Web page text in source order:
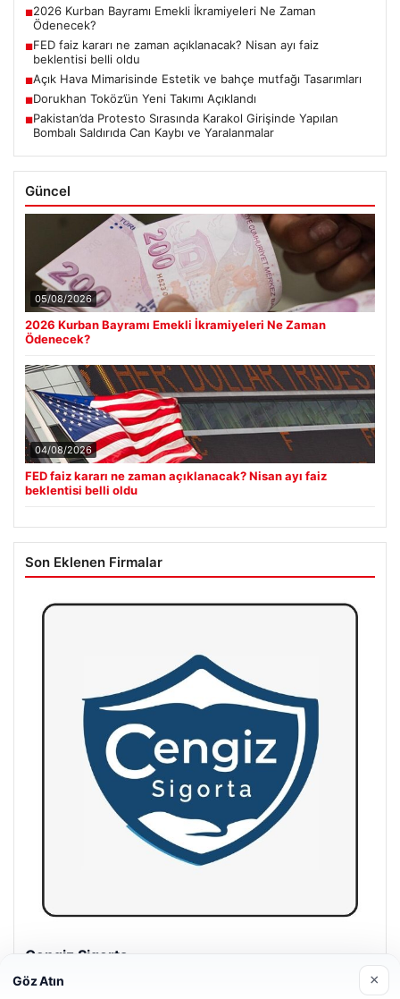
■2026 Kurban Bayramı Emekli İkramiyeleri Ne Zaman
Ödenecek?
■FED faiz kararı ne zaman açıklanacak? Nisan ayı faiz
beklentisi belli oldu
■Açık Hava Mimarisinde Estetik ve bahçe mutfağı Tasarımları
■Dorukhan Toköz’ün Yeni Takımı Açıklandı
■Pakistan’da Protesto Sırasında Karakol Girişinde Yapılan
Bombalı Saldırıda Can Kaybı ve Yaralanmalar
Güncel
05/08/2026
2026 Kurban Bayramı Emekli İkramiyeleri Ne Zaman
Ödenecek?
04/08/2026
FED faiz kararı ne zaman açıklanacak? Nisan ayı faiz
beklentisi belli oldu
Son Eklenen Firmalar
Hastaş Beton
26/05/2026
Göz Atın ×